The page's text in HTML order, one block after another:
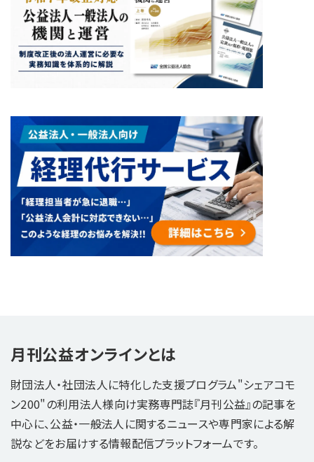
月刊公益オンラインとは
財団法人・社団法人に特化した支援プログラム"シェアコモ
ン200"の利用法人様向け実務専門誌『月刊公益』の記事を
中心に、公益・一般法人に関するニュースや専門家による解
説などをお届けする情報配信プラットフォームです。